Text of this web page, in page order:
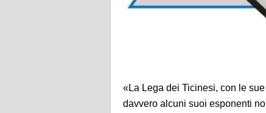
«La Lega dei Ticinesi, con le
davvero alcuni suoi esponenti